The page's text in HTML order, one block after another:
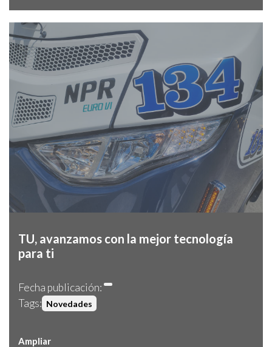
TU, avanzamos con la mejor tecnología
para ti
Fecha publicación:
Tags: Novedades
Ampliar